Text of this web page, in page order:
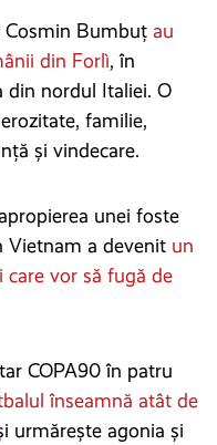
Cosmin Bumbuț au
din Forlì, în
din nordul Italiei. O
familie,
și vindecare.
unei foste
Vietnam a devenit un
vor să fugă de
COPA90 în patru
înseamnă atât de
urmărește agonia și